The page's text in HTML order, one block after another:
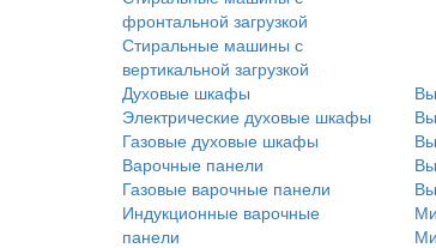
фронтальной загрузкой
Стиральные машины с
вертикальной загрузкой
Духовые шкафы
Электрические духовые шкафы
Газовые духовые шкафы
Варочные панели
Газовые варочные панели
Индукционные варочные
панели